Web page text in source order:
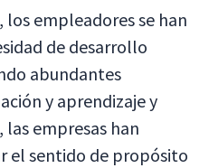
empleadores se han
de desarrollo
abundantes
y aprendizaje y
empresas han
el sentido de propósito